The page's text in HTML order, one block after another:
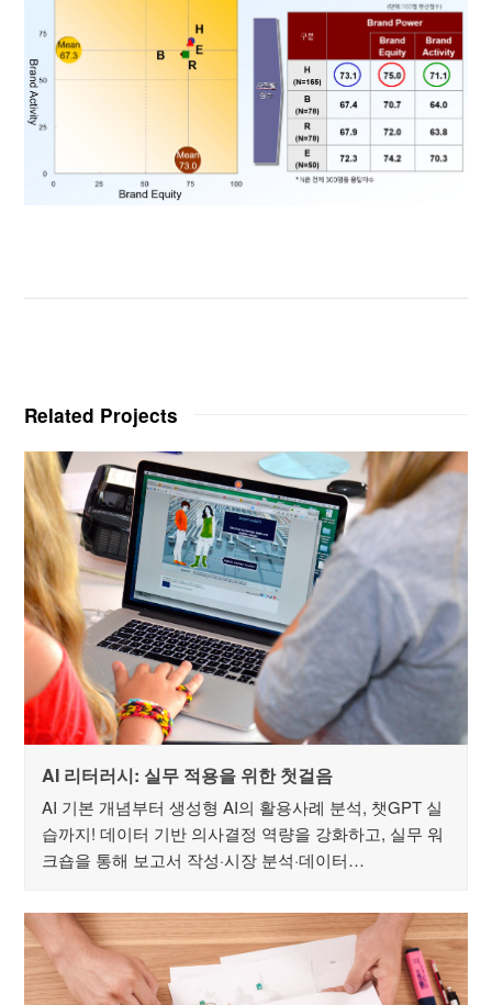
Related Projects
AI 리터러시: 실무 적용을 위한 첫걸음
AI 기본 개념부터 생성형 AI의 활용사례 분석, 챗GPT 실
습까지! 데이터 기반 의사결정 역량을 강화하고, 실무 워
크숍을 통해 보고서 작성·시장 분석·데이터…